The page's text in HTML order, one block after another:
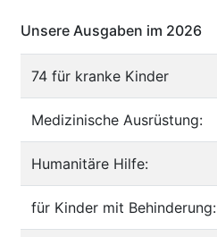
Unsere Ausgaben im 2026
74 für kranke Kinder
Medizinische Ausrüstung:
Humanitäre Hilfe:
für Kinder mit Behinderung: